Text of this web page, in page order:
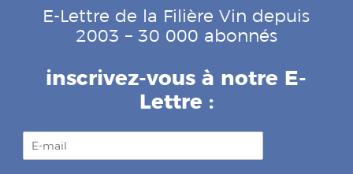
E-Lettre de la Filière Vin depuis
2003 – 30 000 abonnés
inscrivez-vous à notre E-
Lettre :